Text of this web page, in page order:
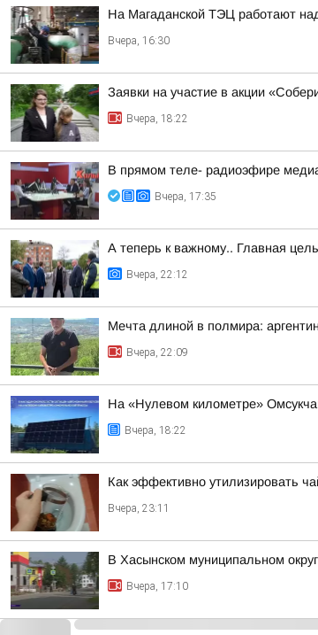
На Магаданской ТЭЦ работают
Вчера, 16:30
Заявки на участие в акции
Вчера, 18:22
В прямом теле- радиоэфире
Вчера, 17:35
А теперь к важному.. Главная
Вчера, 22:12
Мечта длиной в полмира:
Вчера, 22:09
На «Нулевом километре»
Вчера, 18:22
Как эффективно утилизировать
Вчера, 23:11
В Хасынском муниципальном
Вчера, 17:10